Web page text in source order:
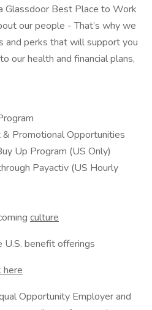
Glassdoor Best Place to Work
our people - That’s why we
perks that will support you
our health and financial plans,
Promotional Opportunities
Up Program (US Only)
Payactiv (US Hourly
culture
U.S. benefit offerings
here
Opportunity Employer and